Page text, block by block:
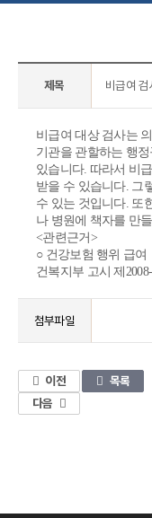
제목 비급여 검
비급여 대상 검사는
기관을 관할하는 행
있습니다. 따라서 비
받을 수 있습니다. 그
수 있는 것입니다. 또
나 병원에 책자를 만
<관련근거>
○ 건강보험 행위 급
건복지부 고시 제
첨부파일
이전
목록
다음